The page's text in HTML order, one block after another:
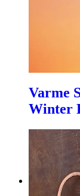
Varme
Winter